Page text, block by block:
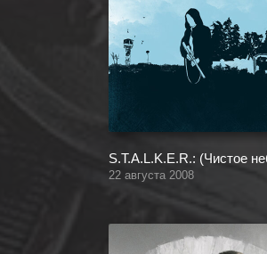
S.T.A.L.K.E.R.: (Чистое
22 августа 2008